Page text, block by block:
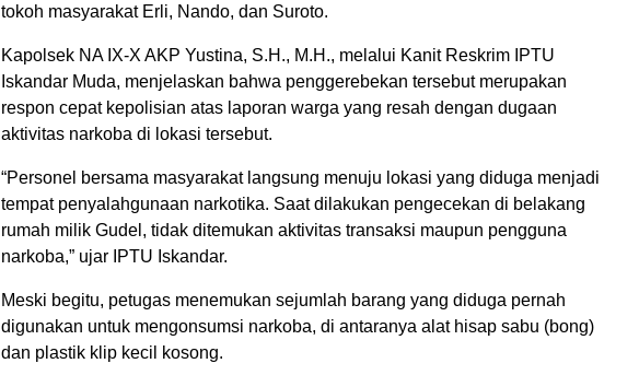
tokoh masyarakat Erli, Nando, dan Suroto.
Kapolsek NA IX-X AKP Yustina, S.H., M.H., melalui Kanit Reskrim IPTU
Iskandar Muda, menjelaskan bahwa penggerebekan tersebut merupakan
respon cepat kepolisian atas laporan warga yang resah dengan dugaan
aktivitas narkoba di lokasi tersebut.
“Personel bersama masyarakat langsung menuju lokasi yang diduga menjadi
tempat penyalahgunaan narkotika. Saat dilakukan pengecekan di belakang
rumah milik Gudel, tidak ditemukan aktivitas transaksi maupun pengguna
narkoba,” ujar IPTU Iskandar.
Meski begitu, petugas menemukan sejumlah barang yang diduga pernah
digunakan untuk mengonsumsi narkoba, di antaranya alat hisap sabu (bong)
dan plastik klip kecil kosong.